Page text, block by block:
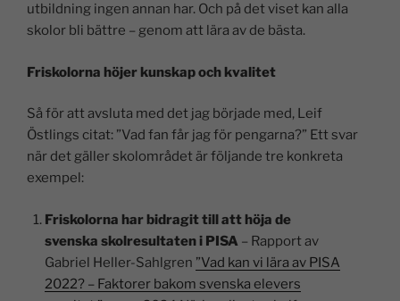
utbildning ingen annan har. Och på det viset kan alla
skolor bli bättre – genom att lära av de bästa.
Friskolorna höjer kunskap och kvalitet
Så för att avsluta med det jag började med, Leif
Östlings citat: ”Vad fan får jag för pengarna?” Ett svar
när det gäller skolområdet är följande tre konkreta
exempel:
Friskolorna har bidragit till att höja de
svenska skolresultaten i PISA – Rapport av
Gabriel Heller-Sahlgren ”Vad kan vi lära av PISA
2022? – Faktorer bakom svenska elevers